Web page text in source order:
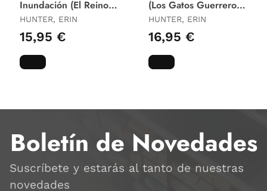
Inundación (El Reino
del Bambú 1)
HUNTER, ERIN
15,95 €
(Los Gatos Guerreros
el Augurio de las Es
HUNTER, ERIN
16,95 €
Boletín de Novedades
Suscríbete y estarás al tanto de nuestras
novedades